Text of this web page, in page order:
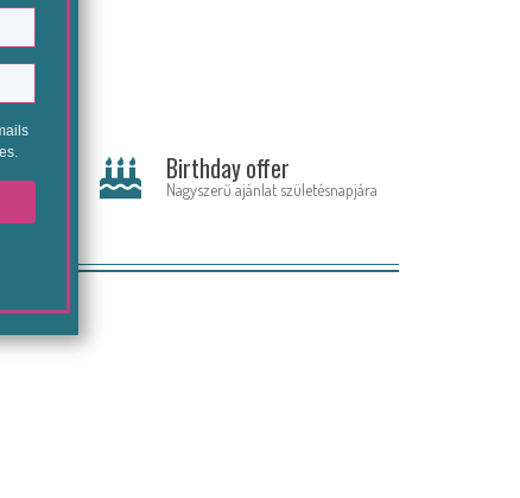
Birthday offer
Nagyszerű ajánlat születésnapjára